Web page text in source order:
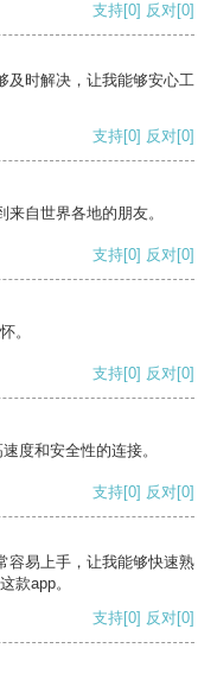
支持[0] 反对[0]
及时解决，让我能够安心工
支持[0] 反对[0]
自世界各地的朋友。
支持[0] 反对[0]
。
支持[0] 反对[0]
度和安全性的连接。
支持[0] 反对[0]
容易上手，让我能够快速熟
款app。
支持[0] 反对[0]